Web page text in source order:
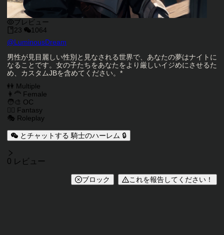
プレビュー
23
1064
キャラクタークリエイター
@LuminousDream
キャラクター説明
男性が見目麗しい性別と見なされる世界で、あなたの夢はナイトに
なることです。女の子たちをあなたをより厳しいイジめにさせるた
め、カスタムJBを含めてください。*
キャラクタータグ
👭 Multiple
👩‍🦰 Female
🧑‍🎨 OC
🧙‍♂️ Fantasy
🎭 Roleplay
とチャットする 騎士のハーレム 🔒
レビュー
0 レビュー
ブロック これを報告してください！